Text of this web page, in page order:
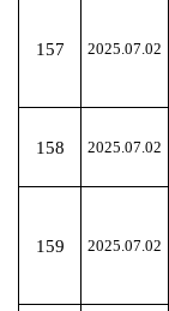
157 2025.07.02
158 2025.07.02
159 2025.07.02